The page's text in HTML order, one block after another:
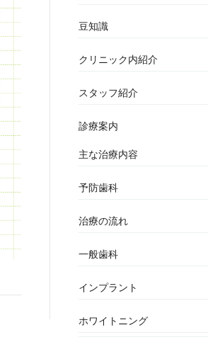
豆知識
クリニック内紹介
スタッフ紹介
診療案内
主な治療内容
予防歯科
治療の流れ
一般歯科
インプラント
ホワイトニング